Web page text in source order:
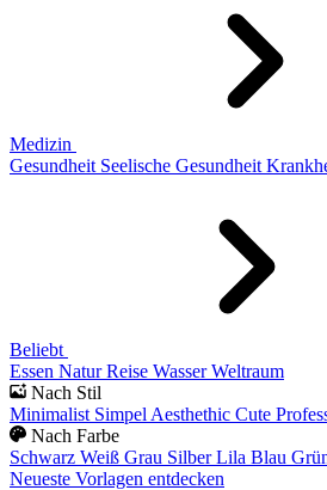
Medizin
Gesundheit Seelische Gesundheit
Beliebt
Essen Natur Reise Wasser Weltraum
Nach Stil
Minimalist Simpel Aesthethic Cute
Nach Farbe
Schwarz Weiß Grau Silber Lila Blau
Neueste Vorlagen entdecken